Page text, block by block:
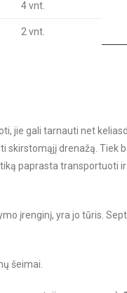
4 vnt.
2 vnt.
jie gali tarnauti net
skirstomąjį drenažą. Tiek
paprasta transportuoti
įrenginį, yra jo tūris.
šeimai.